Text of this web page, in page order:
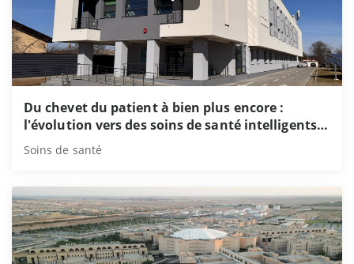
Du chevet du patient à bien plus encore :
l'évolution vers des soins de santé intelligents
d'un hôpital roumain grâce à Hikvision
Soins de santé